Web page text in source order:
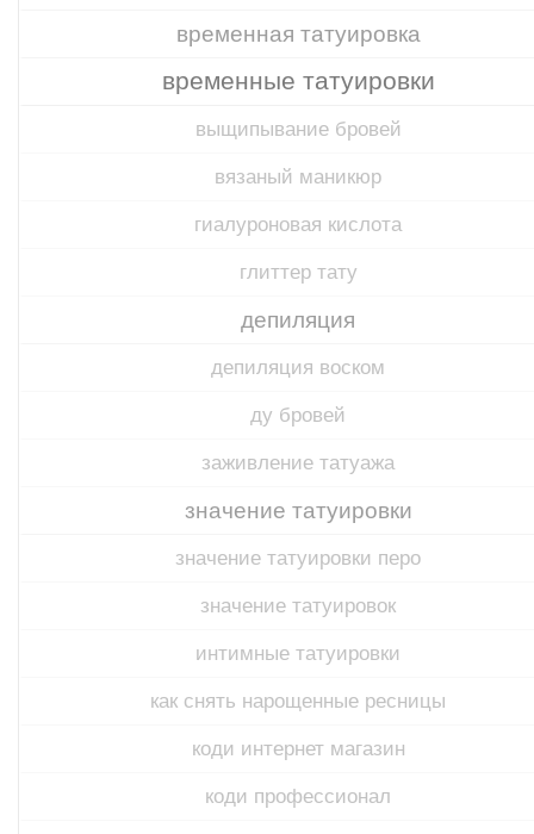
временная татуировка
временные татуировки
выщипывание бровей
вязаный маникюр
гиалуроновая кислота
глиттер тату
депиляция
депиляция воском
ду бровей
заживление татуажа
значение татуировки
значение татуировки перо
значение татуировок
интимные татуировки
как снять нарощенные ресницы
коди интернет магазин
коди профессионал